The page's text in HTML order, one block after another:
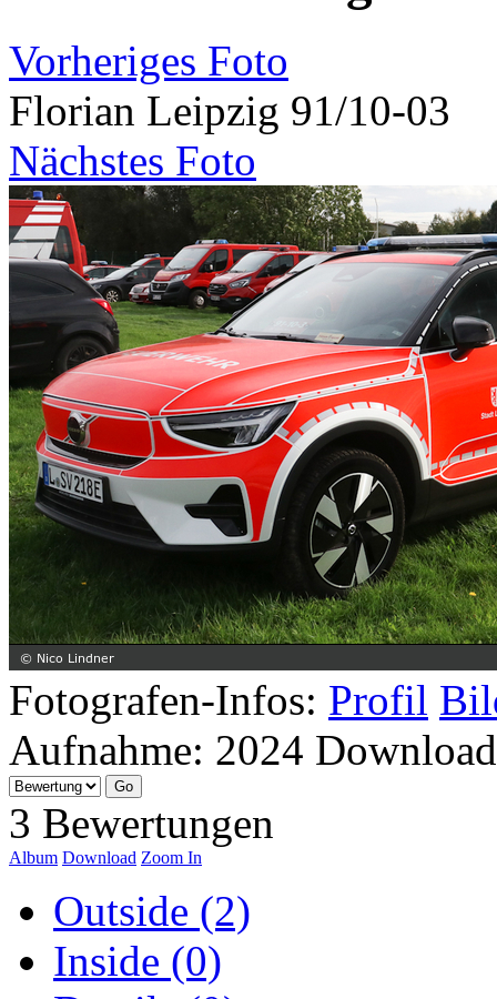
Vorheriges Foto
Florian Leipzig 91/10-03
Nächstes Foto
Fotografen-Infos: Profil
Aufnahme: 2024
3 Bewertungen
Album Download Zoom In
Outside (2)
Inside (0)